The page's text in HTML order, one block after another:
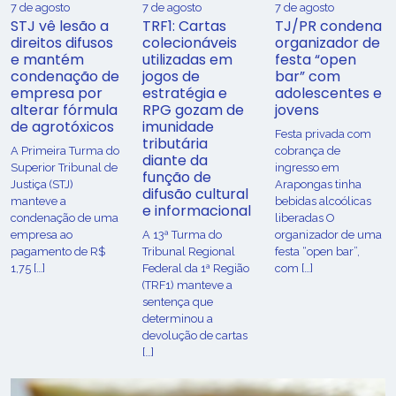
7 de agosto
STJ vê lesão a
direitos difusos
e mantém
condenação de
empresa por
alterar fórmula
de agrotóxicos
​A Primeira Turma do
Superior Tribunal de
Justiça (STJ)
manteve a
condenação de uma
empresa ao
pagamento de R$
1,75 […]
7 de agosto
TRF1: Cartas
colecionáveis
utilizadas em
jogos de
estratégia e
RPG gozam de
imunidade
tributária
diante da
função de
difusão cultural
e informacional
A 13ª Turma do
Tribunal Regional
Federal da 1ª Região
(TRF1) manteve a
sentença que
determinou a
devolução de cartas
[…]
7 de agosto
TJ/PR condena
organizador de
festa “open
bar” com
adolescentes e
jovens
Festa privada com
cobrança de
ingresso em
Arapongas tinha
bebidas alcoólicas
liberadas O
organizador de uma
festa “open bar”,
com […]